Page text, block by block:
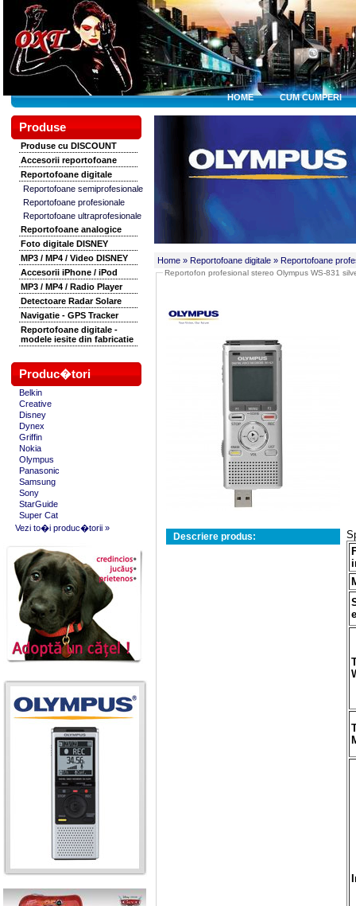
HOME CUM CUMPERI
Produse
Produse cu DISCOUNT
Accesorii reportofoane
Reportofoane digitale
Reportofoane semiprofesionale
Reportofoane profesionale
Reportofoane ultraprofesionale
Reportofoane analogice
Foto digitale DISNEY
MP3 / MP4 / Video DISNEY
Accesorii iPhone / iPod
MP3 / MP4 / Radio Player
Detectoare Radar Solare
Navigatie - GPS Tracker
Reportofoane digitale -
modele iesite din fabricatie
Produc�tori
Belkin
Creative
Disney
Dynex
Griffin
Nokia
Olympus
Panasonic
Samsung
Sony
StarGuide
Super Cat
Vezi to�i produc�torii »
Home » Reportofoane digitale » Reportofoane
Reportofon profesional stereo Olympus WS-831
Descriere produs: